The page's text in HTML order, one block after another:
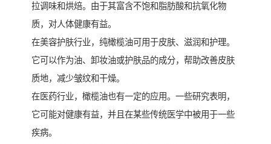
拉调味和烘焙。由于其富含不饱和脂肪酸和抗氧化物
质，对人体健康有益。
在美容护肤行业，纯橄榄油可用于皮肤、滋润和护理。
它可以作为油、卸妆油或护肤品的成分，帮助改善皮肤
质地，减少皱纹和干燥。
在医药行业，橄榄油也有一定的应用。一些研究表明，
它可能对健康有益，并且在某些传统医学中被用于一些
疾病。